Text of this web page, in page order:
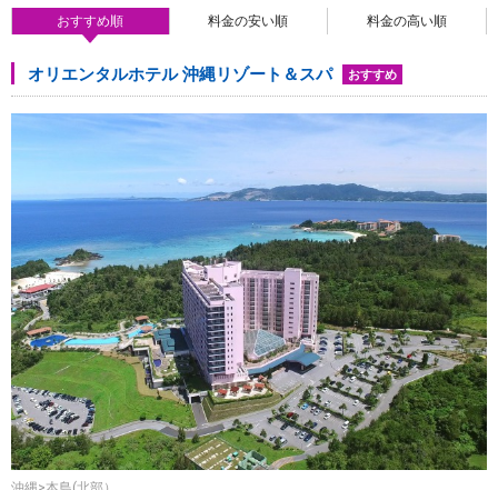
おすすめ順 料金の安い順 料金の高い順
オリエンタルホテル 沖縄リゾート＆スパ おすすめ